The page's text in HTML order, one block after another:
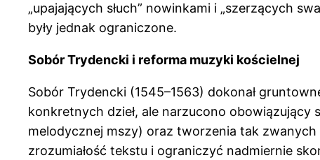
„upajających słuch” nowinkami i „szerzących
były jednak ograniczone.
Sobór Trydencki i reforma muzyki kościelnej
Sobór Trydencki (1545–1563) dokonał
konkretnych dzieł, ale narzucono
melodycznej mszy) oraz tworzenia tak
zrozumiałość tekstu i ograniczyć nadmiernie